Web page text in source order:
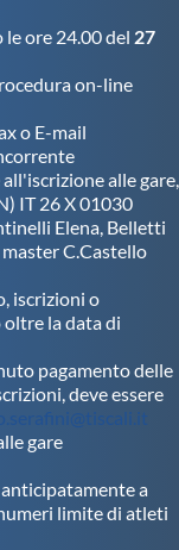
ore 24.00 del 27
on-line
o E-mail
alle gare,
IT 26 X 01030
Elena, Belletti
C.Castello
iscrizioni o
la data di
pagamento delle
deve essere
gare
a
limite di atleti